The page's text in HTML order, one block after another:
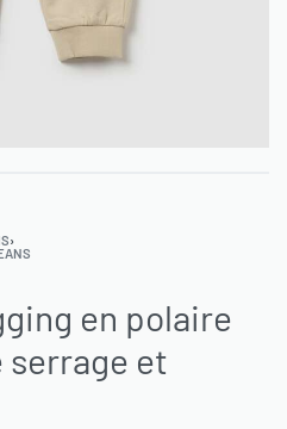
›
en polaire
serrage et